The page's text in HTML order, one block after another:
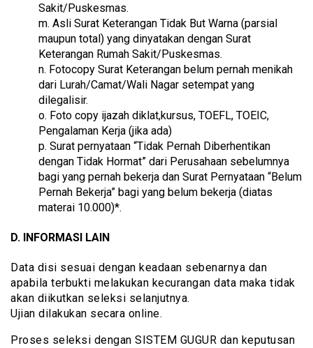
Sakit/Puskesmas.
m. Asli Surat Keterangan Tidak But Warna (parsial
maupun total) yang dinyatakan dengan Surat
Keterangan Rumah Sakit/Puskesmas.
n. Fotocopy Surat Keterangan belum pernah menikah
dari Lurah/Camat/Wali Nagar setempat yang
dilegalisir.
o. Foto copy ijazah diklat,kursus, TOEFL, TOEIC,
Pengalaman Kerja (jika ada)
p. Surat pernyataan “Tidak Pernah Diberhentikan
dengan Tidak Hormat” dari Perusahaan sebelumnya
bagi yang pernah bekerja dan Surat Pernyataan “Belum
Pernah Bekerja” bagi yang belum bekerja (diatas
materai 10.000)*.
D. INFORMASI LAIN
Data disi sesuai dengan keadaan sebenarnya dan
apabila terbukti melakukan kecurangan data maka tidak
akan diikutkan seleksi selanjutnya.
Ujian dilakukan secara online.
Proses seleksi dengan SISTEM GUGUR dan keputusan